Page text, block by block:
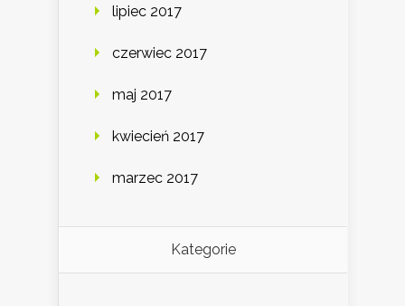
lipiec 2017
czerwiec 2017
maj 2017
kwiecień 2017
marzec 2017
Kategorie